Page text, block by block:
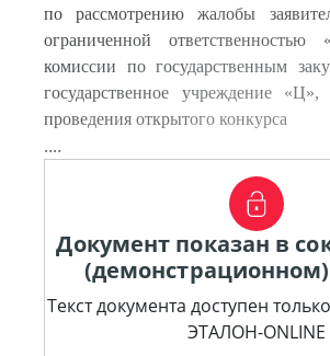
по рассмотрению жалобы
ограниченной
комиссии по государственным
государственное учреждение
проведения открытого конкурса
....
Документ показан в
Текст документа доступен
ЭТАЛОН-ONLINE